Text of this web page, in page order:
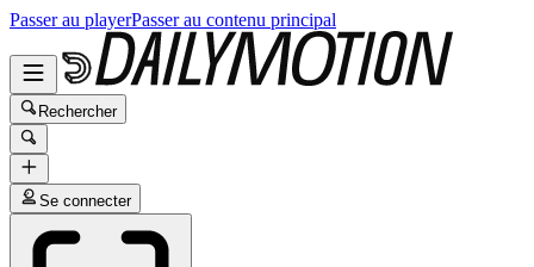
Passer au playerPasser au contenu principal
Rechercher
Se connecter